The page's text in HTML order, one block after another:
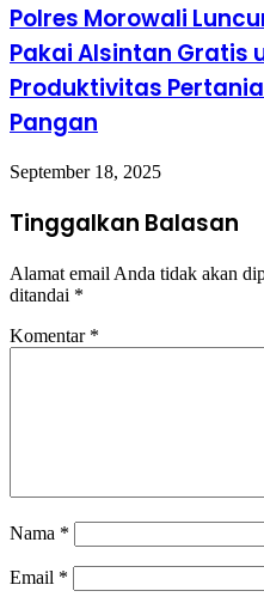
Polres Morowali
Pakai Alsintan Gratis
Produktivitas
Pangan
September 18, 2025
Tinggalkan Balasan
Alamat email Anda tidak akan
ditandai *
Komentar *
Nama *
Email *